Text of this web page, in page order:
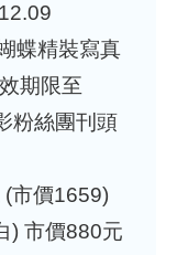
蝶精裝寫真
期限至
粉絲團刊頭
市價1659)
) 市價880元